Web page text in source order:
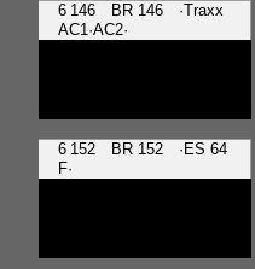
6 146 BR 146 ·Traxx
AC1·AC2·
6 152 BR 152 ·ES 64
F·